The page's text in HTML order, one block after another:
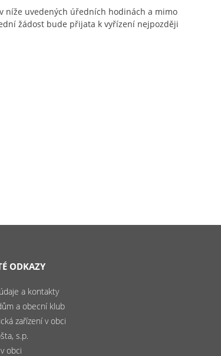
níže uvedených úředních hodinách a mimo
žádost bude přijata k vyřízení nejpozději
ODKAZY
a kontakty
a obecní klub
zařízení v obci
s.p.
obci